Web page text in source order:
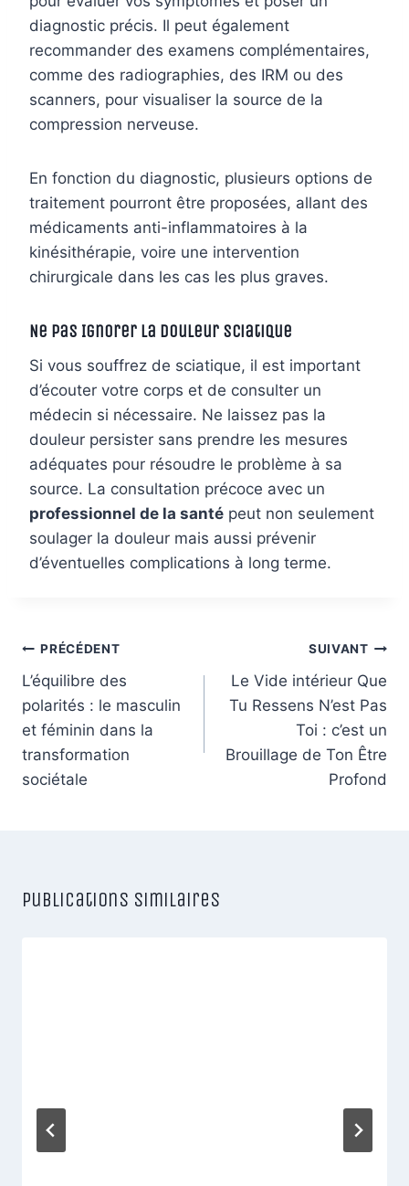
diagnostic précis. Il peut également
recommander des examens complémentaires,
comme des radiographies, des IRM ou des
scanners, pour visualiser la source de la
compression nerveuse.
En fonction du diagnostic, plusieurs options de
traitement pourront être proposées, allant des
médicaments anti-inflammatoires à la
kinésithérapie, voire une intervention
chirurgicale dans les cas les plus graves.
Ne Pas Ignorer la Douleur Sciatique
Si vous souffrez de sciatique, il est important
d’écouter votre corps et de consulter un
médecin si nécessaire. Ne laissez pas la
douleur persister sans prendre les mesures
adéquates pour résoudre le problème à sa
source. La consultation précoce avec un
professionnel de la santé peut non seulement
soulager la douleur mais aussi prévenir
d’éventuelles complications à long terme.
Navigation
de
l’article
PRÉCÉDENT
L’équilibre des
polarités : le masculin
et féminin dans la
transformation
sociétale
SUIVANT
Le Vide intérieur Que
Tu Ressens N’est Pas
Toi : c’est un
Brouillage de Ton Être
Profond
Publications similaires